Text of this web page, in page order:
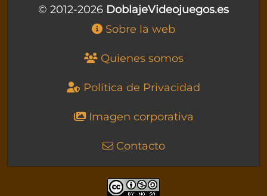
© 2012-2026 DoblajeVideojuegos.es
Sobre la web
Quienes somos
Política de Privacidad
Imagen corporativa
Contacto